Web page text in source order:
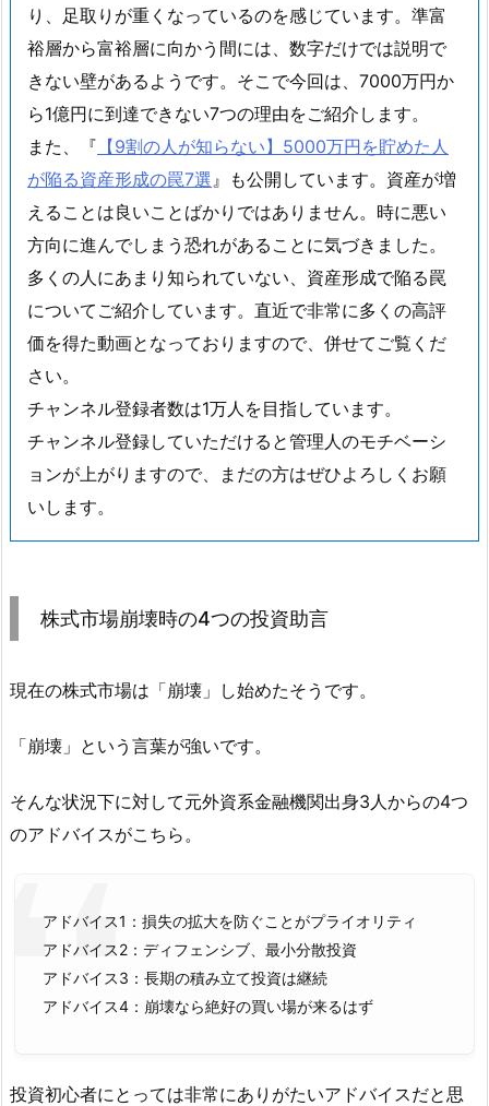
り、足取りが重くなっているのを感じています。準富
裕層から富裕層に向かう間には、数字だけでは説明で
きない壁があるようです。そこで今回は、7000万円か
ら1億円に到達できない7つの理由をご紹介します。
また、『 【9割の人が知らない】5000万円を貯めた人
が陥る資産形成の罠7選』も公開しています。資産が増
えることは良いことばかりではありません。時に悪い
方向に進んでしまう恐れがあることに気づきました。
多くの人にあまり知られていない、資産形成で陥る罠
についてご紹介しています。直近で非常に多くの高評
価を得た動画となっておりますので、併せてご覧くだ
さい。
チャンネル登録者数は1万人を目指しています。
チャンネル登録していただけると管理人のモチベーシ
ョンが上がりますので、まだの方はぜひよろしくお願
いします。
株式市場崩壊時の4つの投資助言
現在の株式市場は「崩壊」し始めたそうです。
「崩壊」という言葉が強いです。
そんな状況下に対して元外資系金融機関出身3人からの4つ
のアドバイスがこちら。
アドバイス1：損失の拡大を防ぐことがプライオリティ
アドバイス2：ディフェンシブ、最小分散投資
アドバイス3：長期の積み立て投資は継続
アドバイス4：崩壊なら絶好の買い場が来るはず
投資初心者にとっては非常にありがたいアドバイスだと思